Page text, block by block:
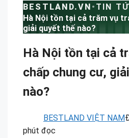
BESTLAND.VN • TIN
Hà Nội tồn tại cả trăm vụ
giải quyết thế nào?
Hà Nội tồn tại cả
chấp chung cư,
nào?
BESTLAND VIỆT NAM
phút đọc